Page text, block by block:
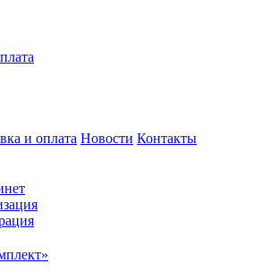
и оплата Новости Контакты